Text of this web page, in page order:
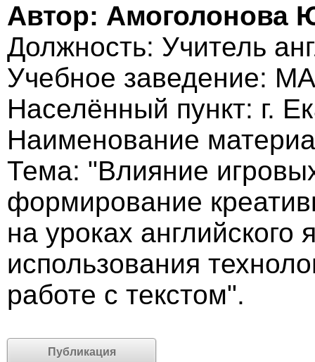
Автор: Амоголонова
Должность: Учитель
Учебное заведение:
Населённый пункт: г.
Наименование
Тема: "Влияние
формирование
на уроках
использования
работе с текстом".
Публикация